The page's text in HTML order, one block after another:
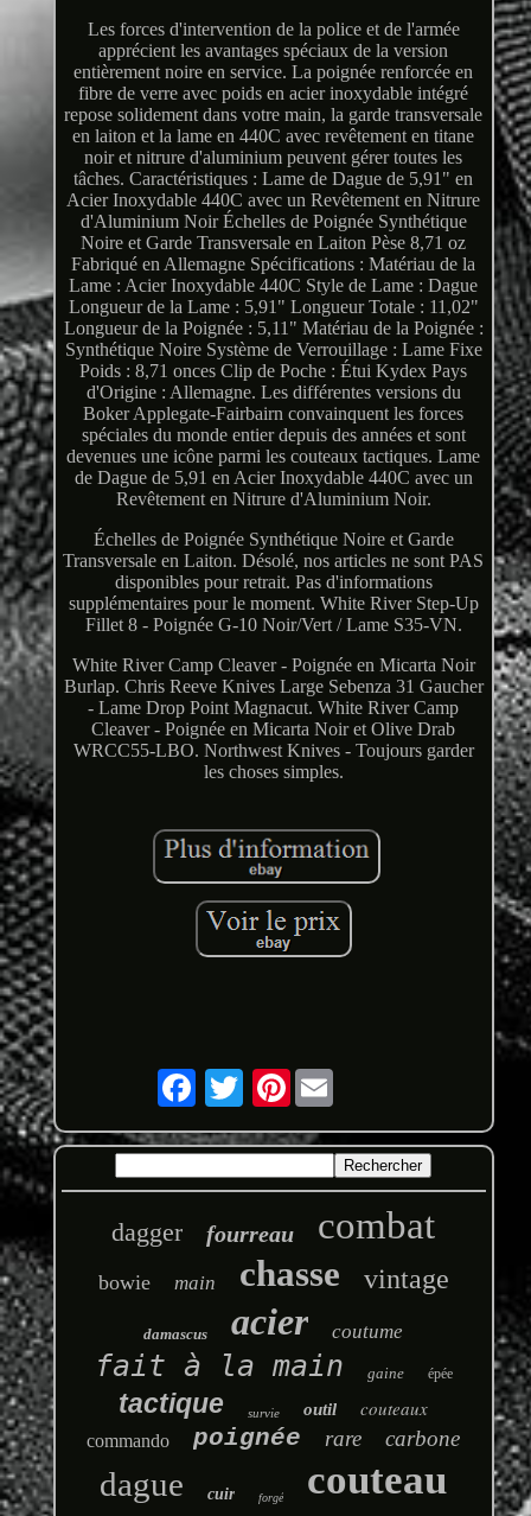
Les forces d'intervention de la police et de l'armée
apprécient les avantages spéciaux de la version
entièrement noire en service. La poignée renforcée en
fibre de verre avec poids en acier inoxydable intégré
repose solidement dans votre main, la garde transversale
en laiton et la lame en 440C avec revêtement en titane
noir et nitrure d'aluminium peuvent gérer toutes les
tâches. Caractéristiques : Lame de Dague de 5,91" en
Acier Inoxydable 440C avec un Revêtement en Nitrure
d'Aluminium Noir Échelles de Poignée Synthétique
Noire et Garde Transversale en Laiton Pèse 8,71 oz
Fabriqué en Allemagne Spécifications : Matériau de la
Lame : Acier Inoxydable 440C Style de Lame : Dague
Longueur de la Lame : 5,91" Longueur Totale : 11,02"
Longueur de la Poignée : 5,11" Matériau de la Poignée :
Synthétique Noire Système de Verrouillage : Lame Fixe
Poids : 8,71 onces Clip de Poche : Étui Kydex Pays
d'Origine : Allemagne. Les différentes versions du
Boker Applegate-Fairbairn convainquent les forces
spéciales du monde entier depuis des années et sont
devenues une icône parmi les couteaux tactiques. Lame
de Dague de 5,91 en Acier Inoxydable 440C avec un
Revêtement en Nitrure d'Aluminium Noir.
Échelles de Poignée Synthétique Noire et Garde
Transversale en Laiton. Désolé, nos articles ne sont PAS
disponibles pour retrait. Pas d'informations
supplémentaires pour le moment. White River Step-Up
Fillet 8 - Poignée G-10 Noir/Vert / Lame S35-VN.
White River Camp Cleaver - Poignée en Micarta Noir
Burlap. Chris Reeve Knives Large Sebenza 31 Gaucher
- Lame Drop Point Magnacut. White River Camp
Cleaver - Poignée en Micarta Noir et Olive Drab
WRCC55-LBO. Northwest Knives - Toujours garder
les choses simples.
Pinterest
dagger fourreau combat
bowie main chasse vintage
damascus acier coutume
fait à la main gaine épée
tactique survie outil couteaux
commando poignée rare carbone
dague cuir forgé couteau